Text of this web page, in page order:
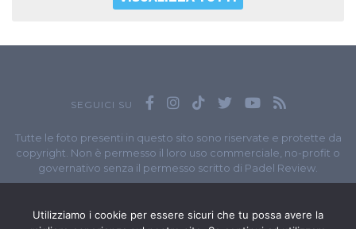
SEGUICI SU
Tutte le foto presenti in questo sito sono riservate e protette da
copyright. Non è permesso il loro uso commerciale, no-profit o
governativo senza il permesso scritto di Padel Review.
// P.I. 11965351007
Utilizziamo i cookie per essere sicuri che tu possa avere la